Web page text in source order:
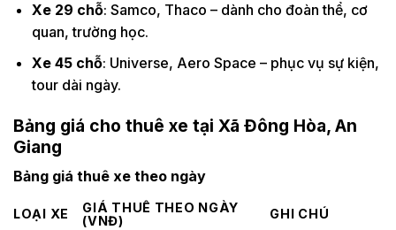
Xe 29 chỗ: Samco, Thaco – dành cho đoàn thể, cơ
quan, trường học.
Xe 45 chỗ: Universe, Aero Space – phục vụ sự kiện,
tour dài ngày.
Bảng giá cho thuê xe tại Xã Đông Hòa, An
Giang
Bảng giá thuê xe theo ngày
LOẠI XE
GIÁ THUÊ THEO NGÀY
(VNĐ)
GHI CHÚ